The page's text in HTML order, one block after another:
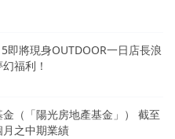
即將現身OUTDOOR一日店長浪
福利！
（「陽光房地產基金」） 截至
之中期業績